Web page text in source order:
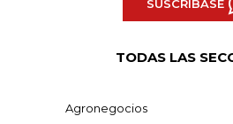
SUSCRÍBASE
TODAS LAS
Agronegocios